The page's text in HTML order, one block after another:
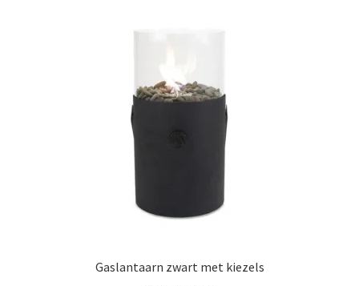
Gaslantaarn zwart met kiezels